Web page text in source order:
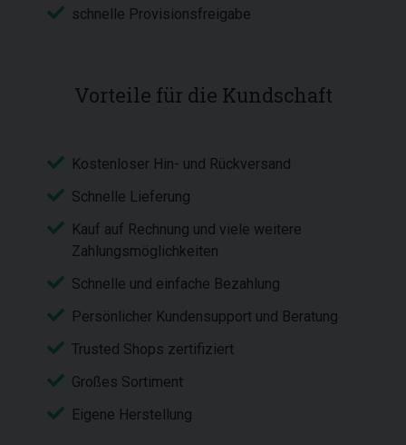
schnelle Provisionsfreigabe
Vorteile für die Kundschaft
Kostenloser Hin- und Rückversand
Schnelle Lieferung
Kauf auf Rechnung und viele weitere
Zahlungsmöglichkeiten
Schnelle und einfache Bezahlung
Persönlicher Kundensupport und Beratung
Trusted Shops zertifiziert
Großes Sortiment
Eigene Herstellung